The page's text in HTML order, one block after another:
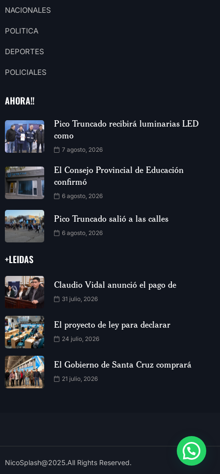
NACIONALES
POLITICA
DEPORTES
POLICIALES
AHORA!!
Pico Truncado recibirá luminarias LED
como
7 agosto, 2026
El Consejo Provincial de Educación
confirmó
6 agosto, 2026
Pico Truncado salió a las calles
6 agosto, 2026
+LEIDAS
Claudio Vidal anunció el pago de
31 julio, 2026
El proyecto de ley para declarar
24 julio, 2026
El Gobierno de Santa Cruz comprará
21 julio, 2026
NicoSplash@2025.All Rights Reserved.